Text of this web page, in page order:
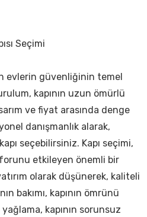
Seçimi
evlerin güvenliğinin temel
kapının uzun ömürlü
ve fiyat arasında denge
danışmanlık alarak,
seçebilirsiniz. Kapı seçimi,
etkileyen önemli bir
olarak düşünerek, kaliteli
bakımı, kapının ömrünü
kapının sorunsuz